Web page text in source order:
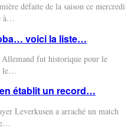
défaite de la saison ce mercredi
à…
voici la liste…
Allemand fut historique pour le
le…
établit un record…
Leverkusen a arraché un match
…